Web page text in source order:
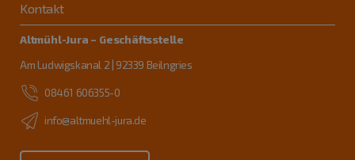
Kontakt
Altmühl-Jura – Geschäftsstelle
Am Ludwigskanal 2 | 92339 Beilngries
08461 606355-0
info@altmuehl-jura.de